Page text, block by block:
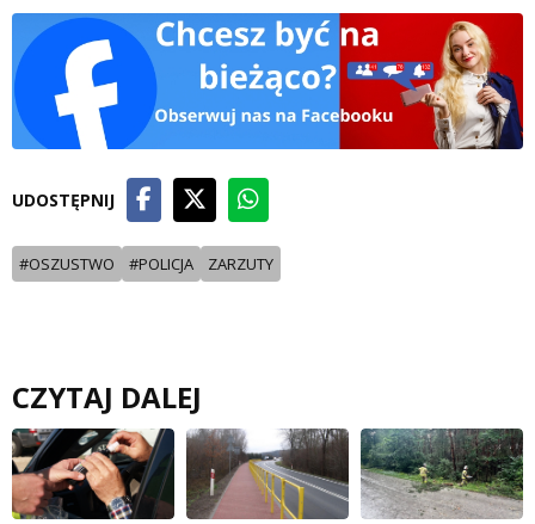
UDOSTĘPNIJ
#OSZUSTWO #POLICJA ZARZUTY
CZYTAJ DALEJ